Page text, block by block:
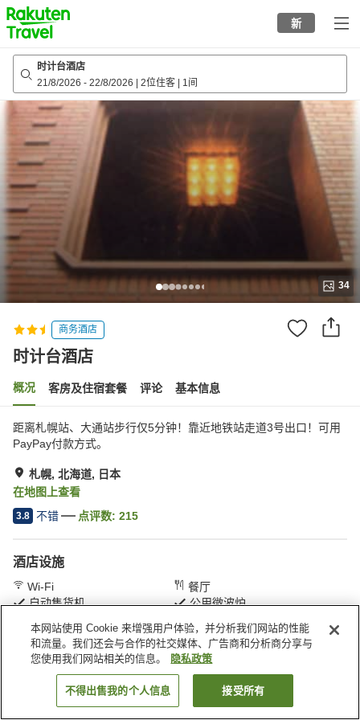
to
top
page
新
时计台酒店
21/8/2026 - 22/8/2026 2位住客 1间
34
商务酒店
时计台酒店
概况 客房及住宿套餐 评论 基本信息
距离札幌站、大通站步行仅5分钟！靠近地铁站走道3号出口！可用
PayPay付款方式。
札幌, 北海道, 日本
在地图上查看
3.8 不错 点评数: 215
酒店设施
Wi-Fi
餐厅
自动售货机
公用微波炉
首页 日本 北海道 札幌 时计台酒店
搜索客房
本网站使用 Cookie 来增强用户体验，并分析我们网站的性能
和流量。我们还会与合作的社交媒体、广告商和分析商分享与
您使用我们网站相关的信息。
隐私政策
不得出售我的个人信息 接受所有